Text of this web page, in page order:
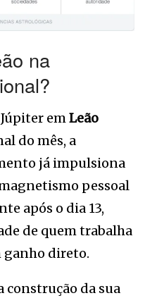
na
emLeão
do mês, a
já impulsiona
pessoal
após o dia 13,
de quem trabalha
ganho direto.
construção da sua